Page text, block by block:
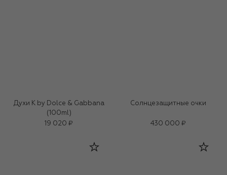
Духи K by Dolce & Gabbana
(100ml)
19 020 ₽
Солнцезащитные очки
430 000 ₽